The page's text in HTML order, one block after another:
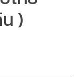
)